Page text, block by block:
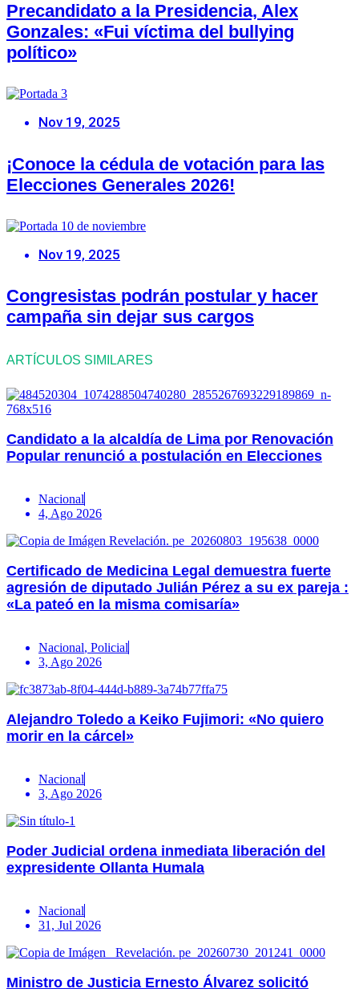
Precandidato a la Presidencia, Alex
Gonzales: «Fui víctima del bullying
político»
Nov 19, 2025
¡Conoce la cédula de votación para las
Elecciones Generales 2026!
Nov 19, 2025
Congresistas podrán postular y hacer
campaña sin dejar sus cargos
ARTÍCULOS SIMILARES
Candidato a la alcaldía de Lima por Renovación
Popular renunció a postulación en Elecciones
Nacional
4, Ago 2026
Certificado de Medicina Legal demuestra fuerte
agresión de diputado Julián Pérez a su ex pareja :
«La pateó en la misma comisaría»
Nacional, Policial
3, Ago 2026
Alejandro Toledo a Keiko Fujimori: «No quiero
morir en la cárcel»
Nacional
3, Ago 2026
Poder Judicial ordena inmediata liberación del
expresidente Ollanta Humala
Nacional
31, Jul 2026
Ministro de Justicia Ernesto Álvarez solicitó